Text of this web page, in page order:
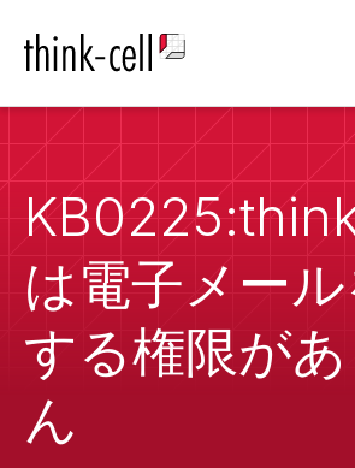
は電子メー
する権限が
ん